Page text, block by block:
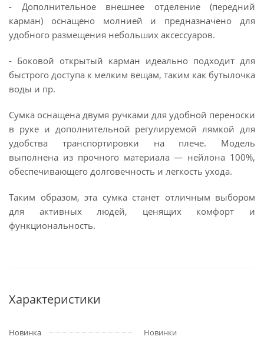
- Дополнительное внешнее отделение (передний
карман) оснащено молнией и предназначено для
удобного размещения небольших аксессуаров.
- Боковой открытый карман идеально подходит для
быстрого доступа к мелким вещам, таким как бутылочка
воды и пр.
Сумка оснащена двумя ручками для удобной переноски
в руке и дополнительной регулируемой лямкой для
удобства транспортировки на плече. Модель
выполнена из прочного материала — нейлона 100%,
обеспечивающего долговечность и легкость ухода.
Таким образом, эта сумка станет отличным выбором
для активных людей, ценящих комфорт и
функциональность.
Характеристики
Новинка
Новинки